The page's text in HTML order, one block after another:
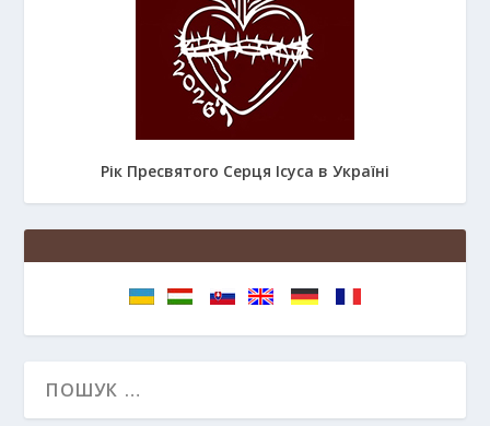
Рік Пресвятого Серця Ісуса в Україні